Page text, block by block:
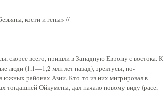
кости и гены» //
скорее всего, пришли в Западную Европу с востока. К
люди (1,1—1,2 млн лет назад), эректусы, по-
районах Азии. Кто-то из них мигрировал в
тогдашней Ойкумены, дал начало новому виду (расе,